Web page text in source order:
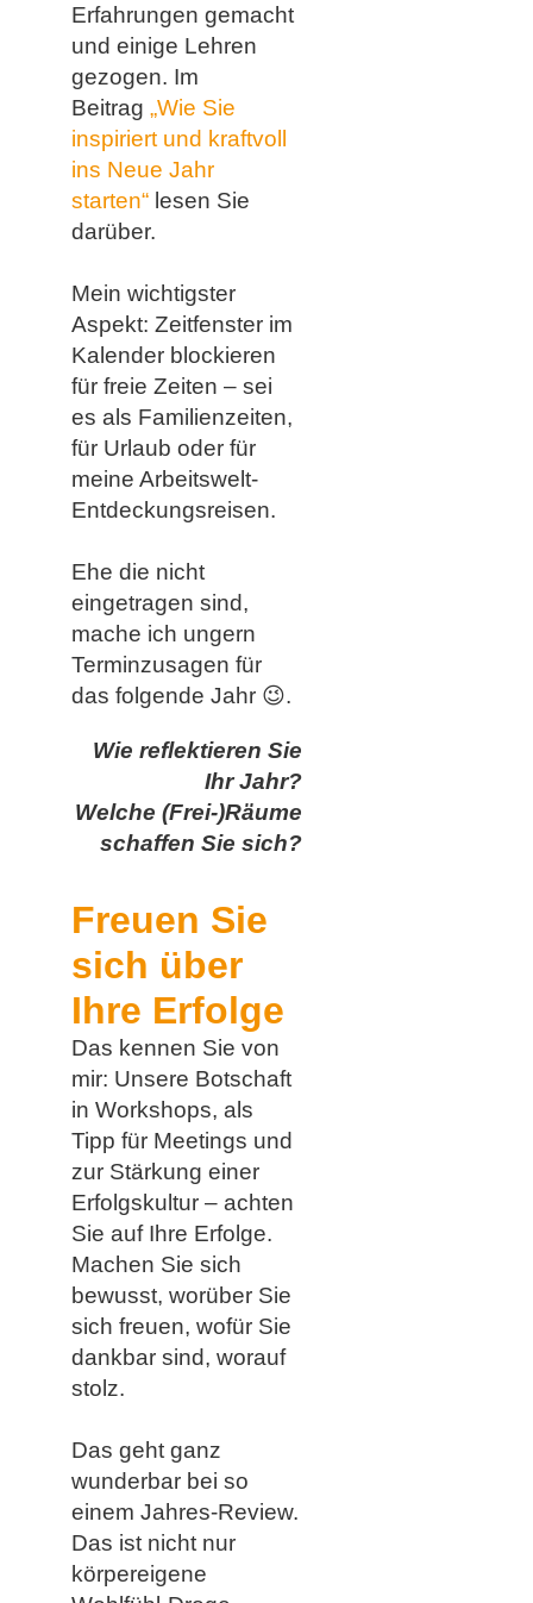
Erfahrungen gemacht
und einige Lehren
gezogen. Im
Beitrag „Wie Sie
inspiriert und kraftvoll
ins Neue Jahr
starten“lesen Sie
darüber.
Mein wichtigster
Aspekt: Zeitfenster im
Kalender blockieren
für freie Zeiten – sei
es als Familienzeiten,
für Urlaub oder für
meine Arbeitswelt-
Entdeckungsreisen.
Ehe die nicht
eingetragen sind,
mache ich ungern
Terminzusagen für
das folgende Jahr 😉.
Wie reflektieren Sie
Ihr Jahr?
Welche (Frei-)Räume
schaffen Sie sich?
Freuen Sie
sich über
Ihre Erfolge
Das kennen Sie von
mir: Unsere Botschaft
in Workshops, als
Tipp für Meetings und
zur Stärkung einer
Erfolgskultur – achten
Sie auf Ihre Erfolge.
Machen Sie sich
bewusst, worüber Sie
sich freuen, wofür Sie
dankbar sind, worauf
stolz.
Das geht ganz
wunderbar bei so
einem Jahres-Review.
Das ist nicht nur
körpereigene